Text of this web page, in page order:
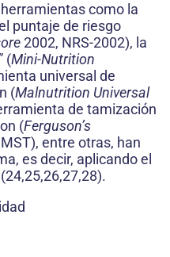
como la
puntaje de riesgo
2002, NRS-2002), la
(Mini-Nutrition
universal de
(Malnutrition Universal
de tamización
(Ferguson’s
entre otras, han
es decir, aplicando el